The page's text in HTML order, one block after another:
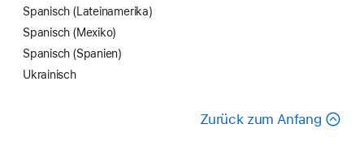
Spanisch (Lateinamerika)
Spanisch (Mexiko)
Spanisch (Spanien)
Ukrainisch
Zurück zum Anfang